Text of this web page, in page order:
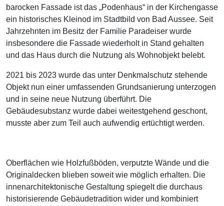
barocken Fassade ist das „Podenhaus“ in der Kirchengasse
ein historisches Kleinod im Stadtbild von Bad Aussee. Seit
Jahrzehnten im Besitz der Familie Paradeiser wurde
insbesondere die Fassade wiederholt in Stand gehalten
und das Haus durch die Nutzung als Wohnobjekt belebt.
2021 bis 2023 wurde das unter Denkmalschutz stehende
Objekt nun einer umfassenden Grundsanierung unterzogen
und in seine neue Nutzung überführt. Die
Gebäudesubstanz wurde dabei weitestgehend geschont,
musste aber zum Teil auch aufwendig ertüchtigt werden.
Oberflächen wie Holzfußböden, verputzte Wände und die
Originaldecken blieben soweit wie möglich erhalten. Die
innenarchitektonische Gestaltung spiegelt die durchaus
historisierende Gebäudetradition wider und kombiniert